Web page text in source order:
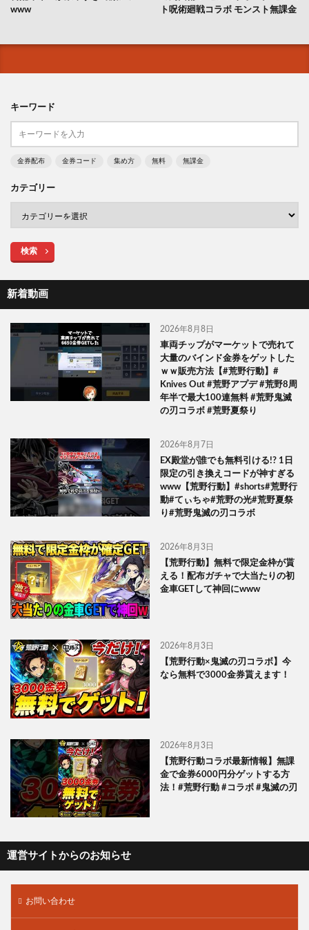
www
ト呪術廻戦コラボ モンスト無課金
キーワード
金券配布 金券コード 集め方 無料 無課金
カテゴリー
検索
新着動画
2026年8月8日
車両チップがマーケットで売れて
大量のバインド金券をゲットした
ｗｗ販売方法【#荒野行動】#
Knives Out #荒野アプデ #荒野8周
年半で最大100連無料 #荒野鬼滅
の刃コラボ #荒野夏祭り
2026年8月7日
EX殿堂が誰でも無料引ける!? 1日
限定の引き換えコードが神すぎる
www【荒野行動】#shorts#荒野行
動#てぃちゃ#荒野の光#荒野夏祭
り#荒野鬼滅の刃コラボ
2026年8月3日
【荒野行動】無料で限定金枠が貰
える！配布ガチャで大当たりの初
金車GETして神回にwww
2026年8月3日
【荒野行動×鬼滅の刃コラボ】今
なら無料で3000金券貰えます！
2026年8月3日
【荒野行動コラボ最新情報】無課
金で金券6000円分ゲットする方
法！#荒野行動 #コラボ #鬼滅の刃
運営サイトからのお知らせ
お問い合わせ